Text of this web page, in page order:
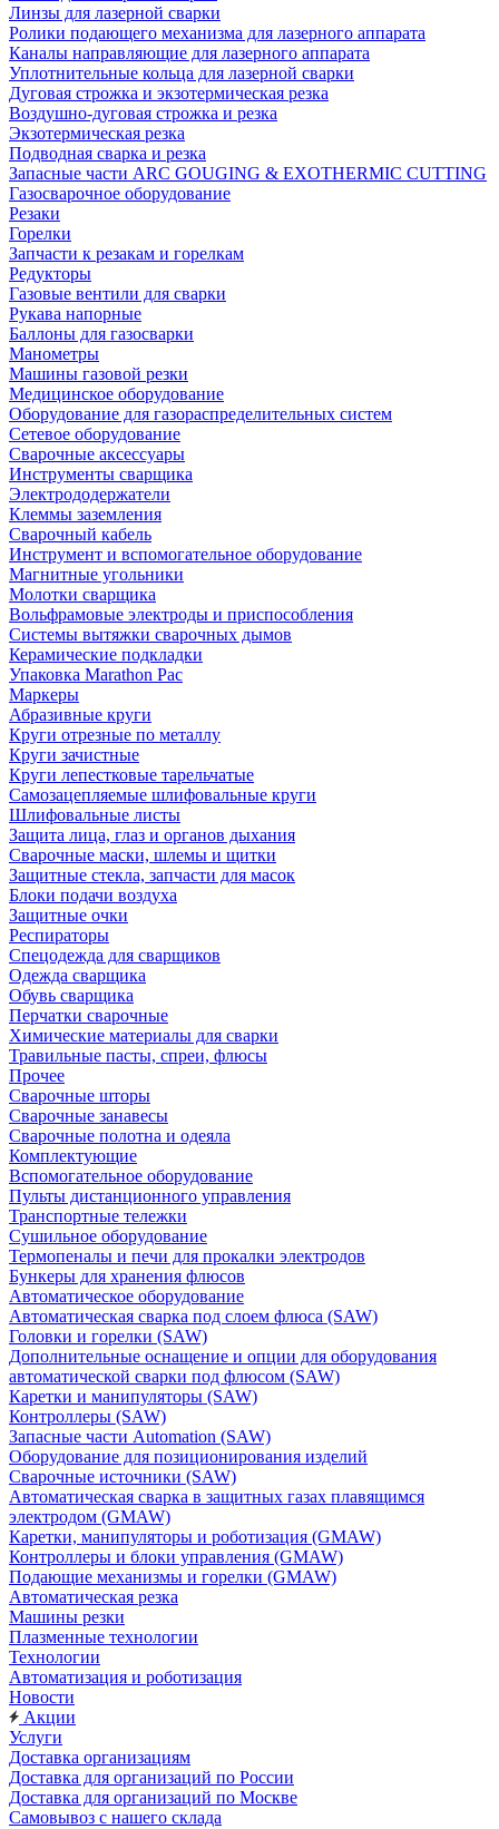
Линзы для лазерной сварки
Ролики подающего механизма для лазерного аппарата
Каналы направляющие для лазерного аппарата
Уплотнительные кольца для лазерной сварки
Дуговая строжка и экзотермическая резка
Воздушно-дуговая строжка и резка
Экзотермическая резка
Подводная сварка и резка
Запасные части ARC GOUGING & EXOTHERMIC CUTTING
Газосварочное оборудование
Резаки
Горелки
Запчасти к резакам и горелкам
Редукторы
Газовые вентили для сварки
Рукава напорные
Баллоны для газосварки
Манометры
Машины газовой резки
Медицинское оборудование
Оборудование для газораспределительных систем
Сетевое оборудование
Сварочные аксессуары
Инструменты сварщика
Электрододержатели
Клеммы заземления
Сварочный кабель
Инструмент и вспомогательное оборудование
Магнитные угольники
Молотки сварщика
Вольфрамовые электроды и приспособления
Системы вытяжки сварочных дымов
Керамические подкладки
Упаковка Marathon Pac
Маркеры
Абразивные круги
Круги отрезные по металлу
Круги зачистные
Круги лепестковые тарельчатые
Самозацепляемые шлифовальные круги
Шлифовальные листы
Защита лица, глаз и органов дыхания
Сварочные маски, шлемы и щитки
Защитные стекла, запчасти для масок
Блоки подачи воздуха
Защитные очки
Респираторы
Спецодежда для сварщиков
Одежда сварщика
Обувь сварщика
Перчатки сварочные
Химические материалы для сварки
Травильные пасты, спреи, флюсы
Прочее
Сварочные шторы
Сварочные занавесы
Сварочные полотна и одеяла
Комплектующие
Вспомогательное оборудование
Пульты дистанционного управления
Транспортные тележки
Сушильное оборудование
Термопеналы и печи для прокалки электродов
Бункеры для хранения флюсов
Автоматическое оборудование
Автоматическая сварка под слоем флюса (SAW)
Головки и горелки (SAW)
Дополнительные оснащение и опции для оборудования
автоматической сварки под флюсом (SAW)
Каретки и манипуляторы (SAW)
Контроллеры (SAW)
Запасные части Automation (SAW)
Оборудование для позиционирования изделий
Сварочные источники (SAW)
Автоматическая сварка в защитных газах плавящимся
электродом (GMAW)
Каретки, манипуляторы и роботизация (GMAW)
Контроллеры и блоки управления (GMAW)
Подающие механизмы и горелки (GMAW)
Автоматическая резка
Машины резки
Плазменные технологии
Технологии
Автоматизация и роботизация
Новости
Акции
Услуги
Доставка организациям
Доставка для организаций по России
Доставка для организаций по Москве
Самовывоз с нашего склада